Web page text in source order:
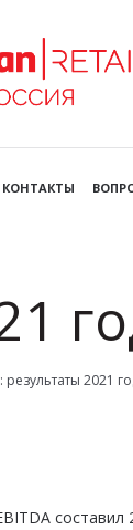
КОНТАКТЫ
2021